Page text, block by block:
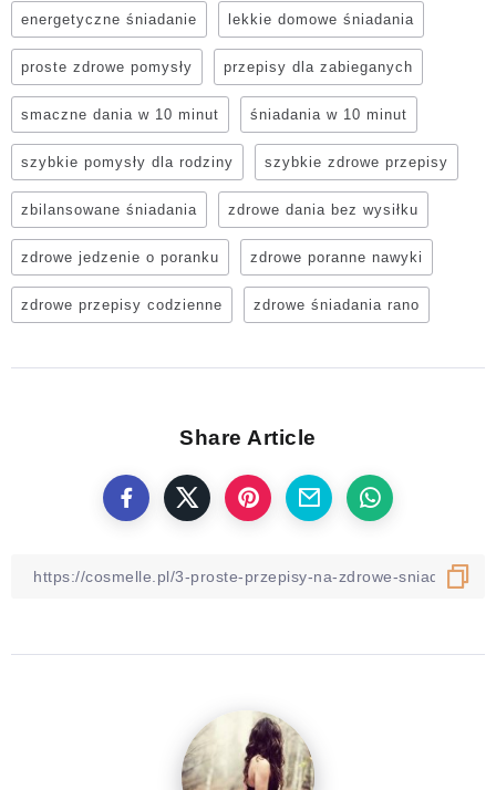
energetyczne śniadanie lekkie domowe śniadania
proste zdrowe pomysły przepisy dla zabieganych
smaczne dania w 10 minut śniadania w 10 minut
szybkie pomysły dla rodziny szybkie zdrowe przepisy
zbilansowane śniadania zdrowe dania bez wysiłku
zdrowe jedzenie o poranku zdrowe poranne nawyki
zdrowe przepisy codzienne zdrowe śniadania rano
Share Article